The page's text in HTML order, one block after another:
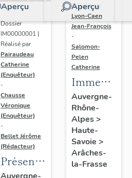
Aperçu
Dossier
IM00000001 |
Réalisé par
Pairaudeau
Catherine
(Enquêteur)
-
Chausse
Véronique
(Enquêteur)
-
Bellet Jérôme
(Rédacteur)
Présentation
de
Aperçu
Réalisé par
Lyon-Caen
Jean-François
-
Salomon-
Pelen
Catherine
Immeubles,
hôtels de
voyageurs
Auvergne-
Rhône-
Alpes>
Haute-
Savoie >
Arâches-
la-Frasse